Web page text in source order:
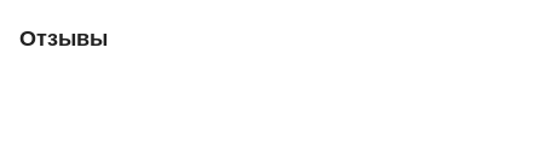
Отзывы